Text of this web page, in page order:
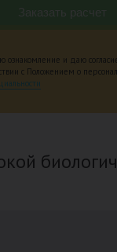
и даю
с Положением о